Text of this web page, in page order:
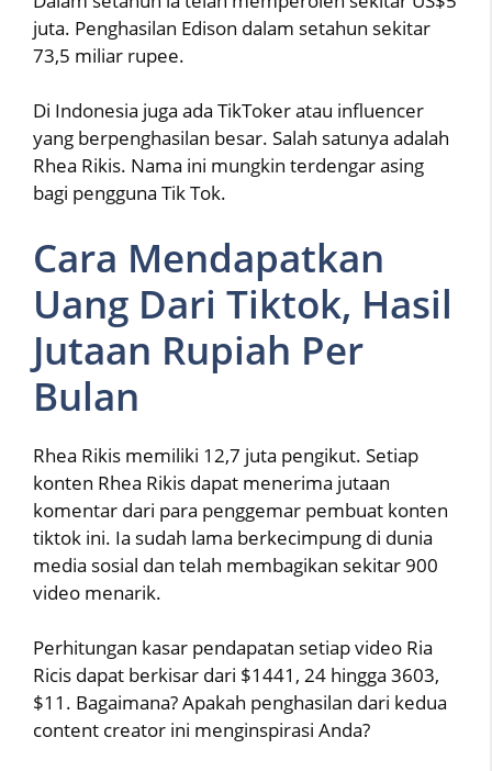
juta. Penghasilan Edison dalam setahun sekitar
73,5 miliar rupee.
Di Indonesia juga ada TikToker atau influencer
yang berpenghasilan besar. Salah satunya adalah
Rhea Rikis. Nama ini mungkin terdengar asing
bagi pengguna Tik Tok.
Cara Mendapatkan
Uang Dari Tiktok, Hasil
Jutaan Rupiah Per
Bulan
Rhea Rikis memiliki 12,7 juta pengikut. Setiap
konten Rhea Rikis dapat menerima jutaan
komentar dari para penggemar pembuat konten
tiktok ini. Ia sudah lama berkecimpung di dunia
media sosial dan telah membagikan sekitar 900
video menarik.
Perhitungan kasar pendapatan setiap video Ria
Ricis dapat berkisar dari $1441, 24 hingga 3603,
$11. Bagaimana? Apakah penghasilan dari kedua
content creator ini menginspirasi Anda?